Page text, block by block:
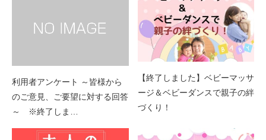
利用者アンケート ～皆様から
のご意見、ご要望に対する回答
～ ※終了しま…
【終了しました】ベビーマッサ
ージ＆ベビーダンスで親子の絆
づくり！